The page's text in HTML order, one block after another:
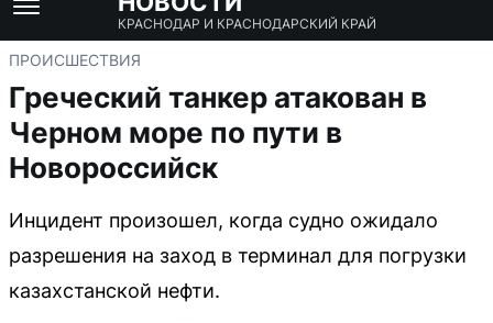
КРАСНОДАР И КРАСНОДАРСКИЙ КРАЙ
ПРОИСШЕСТВИЯ
Греческий танкер атакован в
Черном море по пути в
Новороссийск
Инцидент произошел, когда судно ожидало
разрешения на заход в терминал для погрузки
казахстанской нефти.